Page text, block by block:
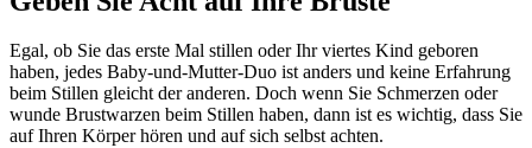
Egal, ob Sie das erste Mal stillen oder Ihr viertes Kind geboren
haben, jedes Baby-und-Mutter-Duo ist anders und keine Erfahrung
beim Stillen gleicht der anderen. Doch wenn Sie Schmerzen oder
wunde Brustwarzen beim Stillen haben, dann ist es wichtig, dass Sie
auf Ihren Körper hören und auf sich selbst achten.